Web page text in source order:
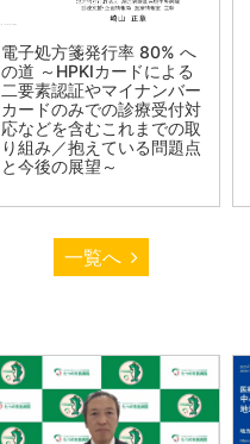
電子処方箋発行率 80% へ
の道 ～HPKIカードによる
二要素認証やマイナンバー
カードのみでの診療受付対
応などを含むこれまでの取
り組み／抱えている問題点
と今後の展望～
一覧へ